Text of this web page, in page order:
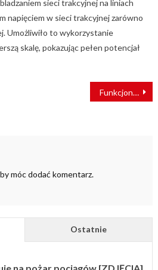
sieci trakcyjnej na liniach
napięciem w sieci trakcyjnej zarówno
Umożliwiło to wykorzystanie
skalę, pokazując pełen potencjał
Funkcjonariusze SOK zatrzymali sprawców kradzieży roweru
móc dodać komentarz.
Ostatnie